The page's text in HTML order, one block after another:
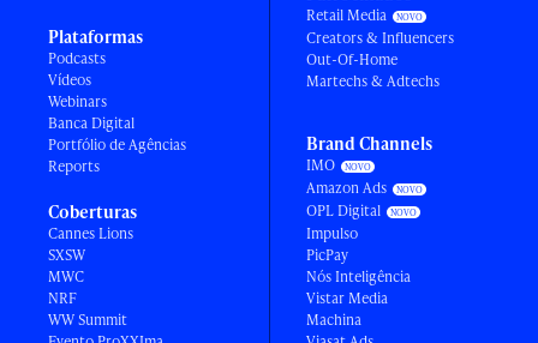
Plataformas
Podcasts
Vídeos
Webinars
Banca Digital
Portfólio de Agências
Reports
Coberturas
Cannes Lions
SXSW
MWC
NRF
WW Summit
Retail Media
Creators & Influencers
Out-Of-Home
Martechs & Adtechs
Brand Channels
IMO
Amazon Ads
OPL Digital
Impulso
PicPay
Nós Inteligência
Vistar Media
Machina